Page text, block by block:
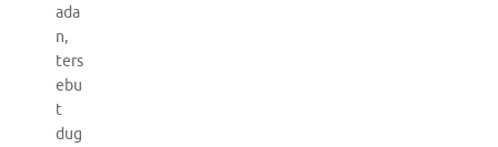
ada
n,
ters
ebu
t
dug